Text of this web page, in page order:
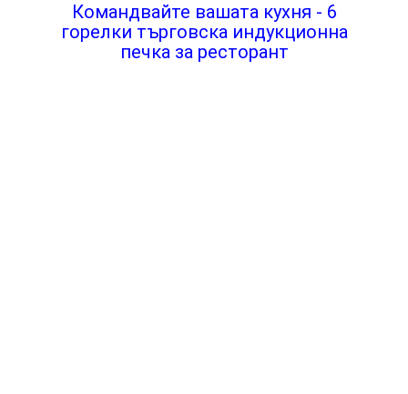
Командвайте вашата кухня - 6
горелки търговска индукционна
печка за ресторант